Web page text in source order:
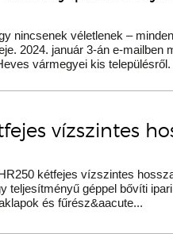
nincsenek véletlenek –
2024. január 3-án e-mailben
vármegyei kis településről.
vízszintes
kétfejes vízszintes
teljesítményű géppel bővíti ipari
és fűrész&aacute...